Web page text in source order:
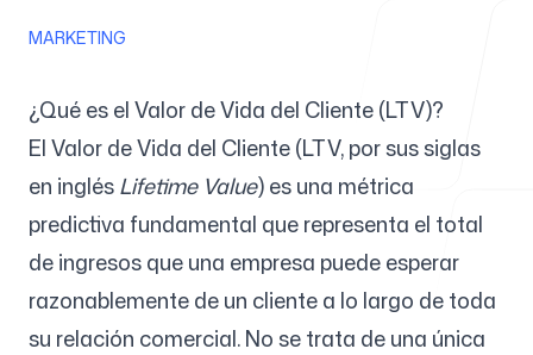
Blog
Precios
Centro de ayuda
MARKETING
¿Qué es el Valor de Vida del Cliente (LTV)?
El Valor de Vida del Cliente (LTV, por sus siglas
en inglésLifetime Value) es una métrica
predictiva fundamental que representa el total
de ingresos que una empresa puede esperar
razonablemente de un cliente a lo largo de toda
su relación comercial. No se trata de una única